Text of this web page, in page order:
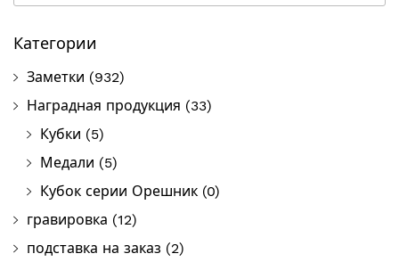
Категории
Заметки (932)
Наградная продукция (33)
Кубки (5)
Медали (5)
Кубок серии Орешник (0)
гравировка (12)
подставка на заказ (2)